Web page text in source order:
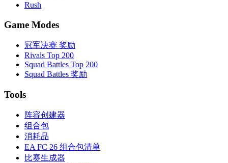
Rush
Game Modes
冠军决赛 奖励
Rivals Top 200
Squad Battles Top 200
Squad Battles 奖励
Tools
阵容创建器
组合包
消耗品
EA FC 26 组合包清单
比赛生成器